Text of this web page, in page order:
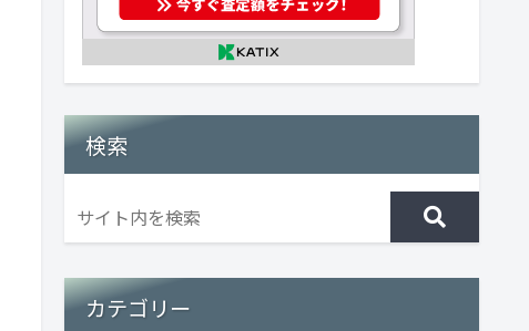
検索
カテゴリー